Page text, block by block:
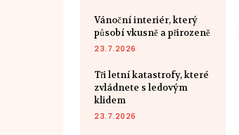
Vánoční interiér, který
působí vkusně a přirozeně
23.7.2026
Tři letní katastrofy, které
zvládnete s ledovým
klidem
23.7.2026